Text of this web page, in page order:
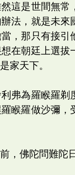
這是世間無
法，就是未
，那只有接
在朝廷上選
家天下。
弗為羅睺羅
睺羅做沙彌
，佛陀問難陀